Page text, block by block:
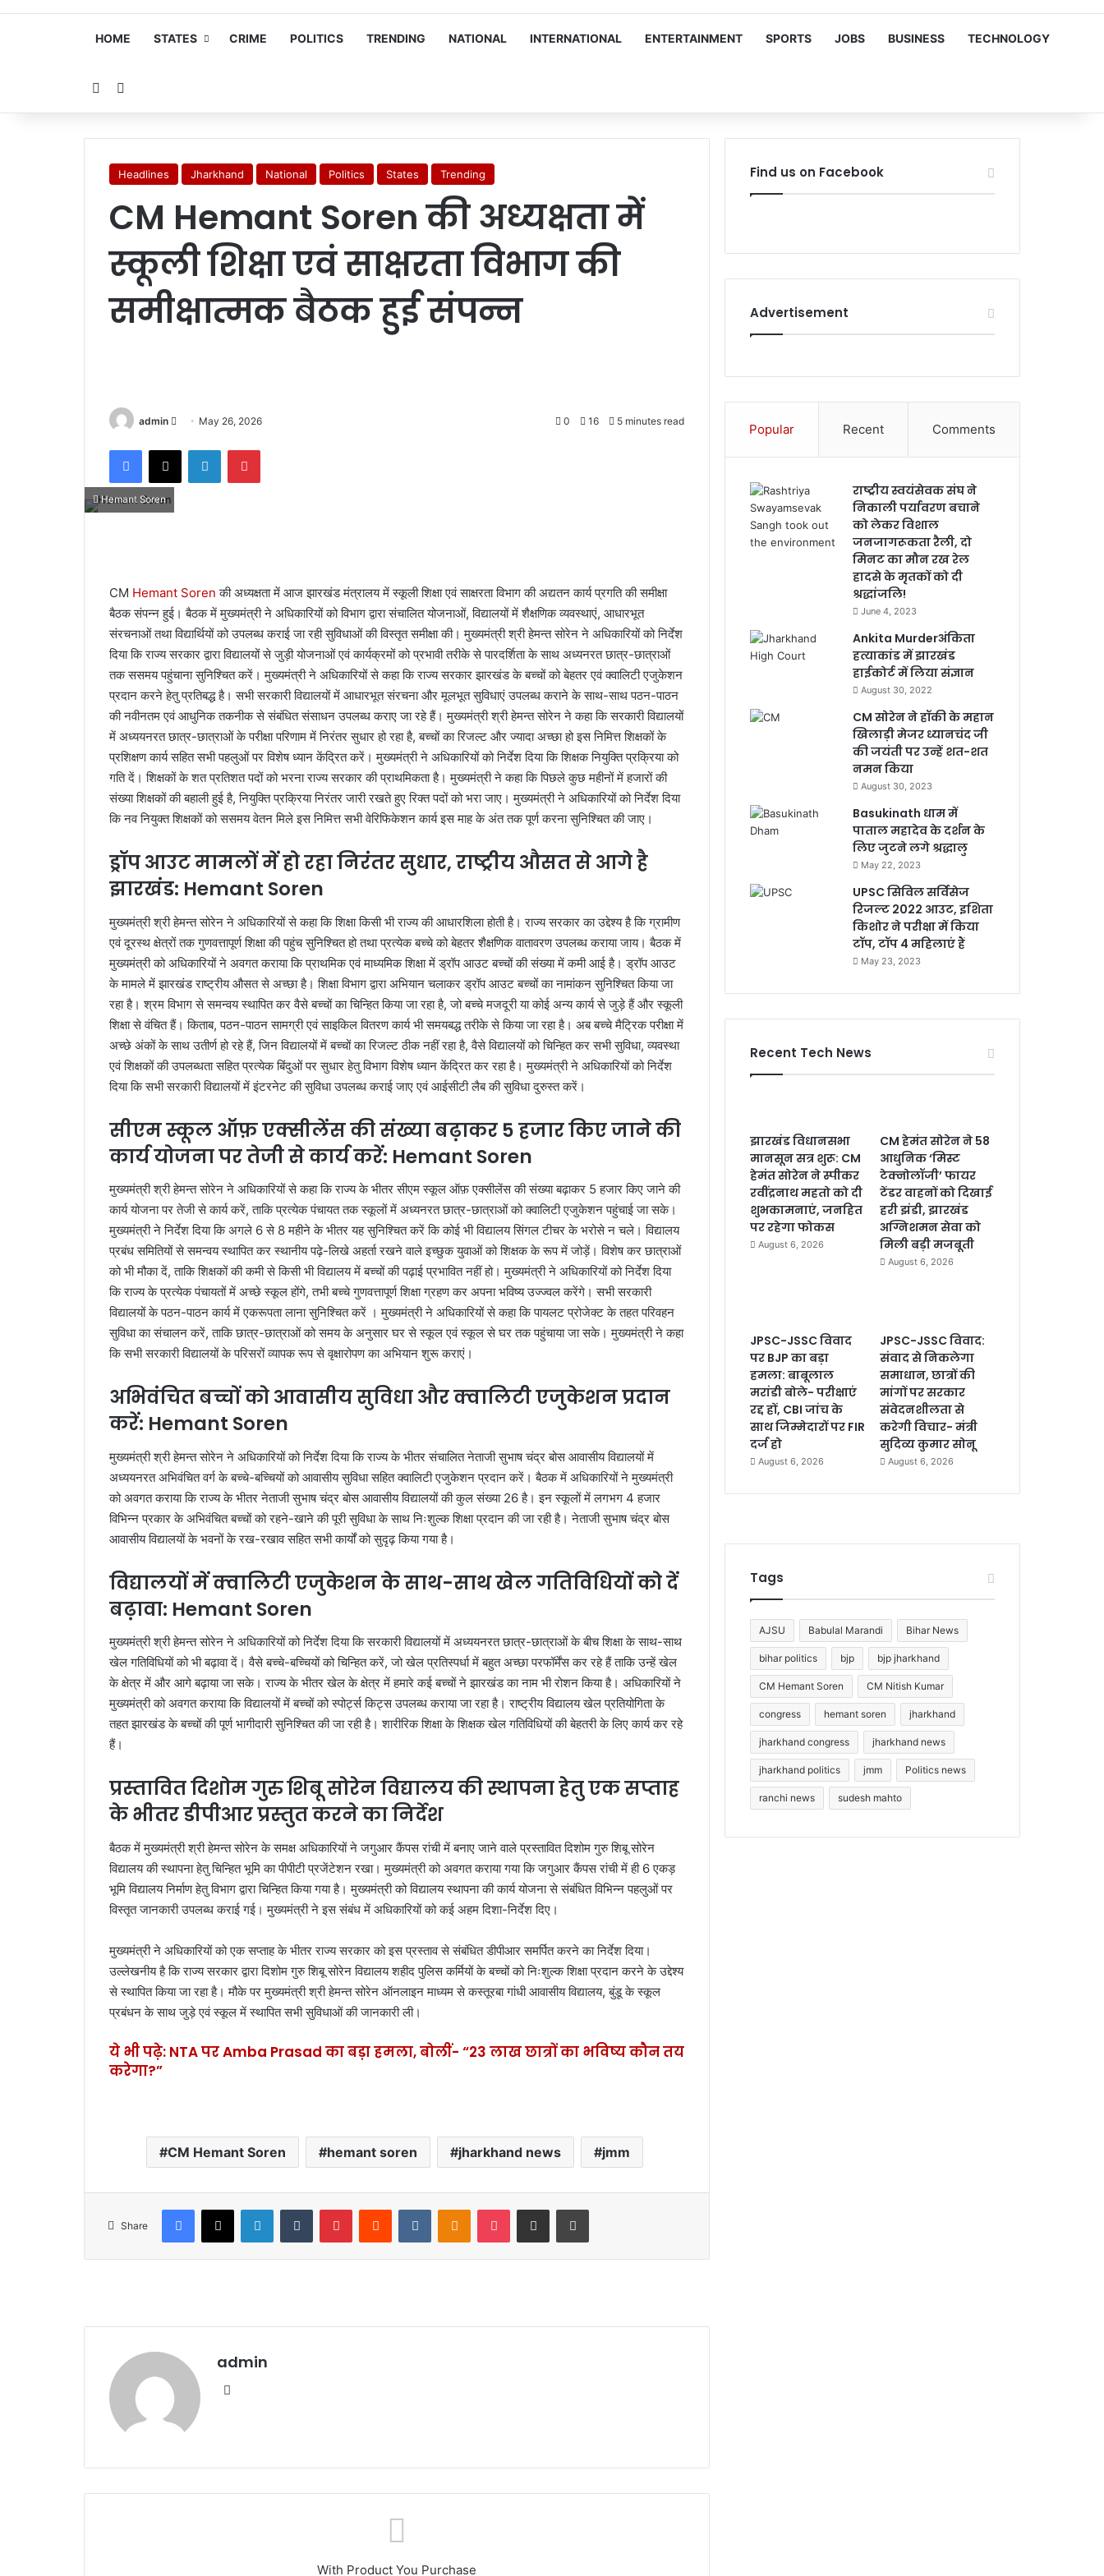
HOME STATES CRIME POLITICS TRENDING NATIONAL INTERNATIONAL ENTERTAINMENT SPORTS JOBS BUSINESS TECHNOLOGY
Random Article
Headlines Jharkhand National Politics States Trending
CM Hemant Soren की अध्यक्षता में
स्कूली शिक्षा एवं साक्षरता विभाग की
समीक्षात्मक बैठक हुई संपन्न
admin
d
i
l
May 26, 2026 0 16 5 minutes read
Hemant Soren
CM Hemant Soren की अध्यक्षता में आज झारखंड मंत्रालय में स्कूली शिक्षा एवं साक्षरता विभाग की अद्यतन कार्य प्रगति की समीक्षा
बैठक संपन्न हुई। बैठक में मुख्यमंत्री ने अधिकारियों को विभाग द्वारा संचालित योजनाओं, विद्यालयों में शैक्षणिक व्यवस्थाएं, आधारभूत
संरचनाओं तथा विद्यार्थियों को उपलब्ध कराई जा रही सुविधाओं की विस्तृत समीक्षा की। मुख्यमंत्री श्री हेमन्त सोरेन ने अधिकारियों को निर्देश
दिया कि राज्य सरकार द्वारा विद्यालयों से जुड़ी योजनाओं एवं कार्यक्रमों को प्रभावी तरीके से पारदर्शिता के साथ अध्यनरत छात्र-छात्राओं
तक ससमय पहुंचाना सुनिश्चित करें। मुख्यमंत्री ने अधिकारियों से कहा कि राज्य सरकार झारखंड के बच्चों को बेहतर एवं क्वालिटी एजुकेशन
प्रदान करने हेतु प्रतिबद्ध है। सभी सरकारी विद्यालयों में आधारभूत संरचना और मूलभूत सुविधाएं उपलब्ध कराने के साथ-साथ पठन-पाठन
की नवीनतम एवं आधुनिक तकनीक से संबंधित संसाधन उपलब्ध कराए जा रहे हैं। मुख्यमंत्री श्री हेमन्त सोरेन ने कहा कि सरकारी विद्यालयों
में अध्ययनरत छात्र-छात्राओं के परीक्षा परिणाम में निरंतर सुधार हो रहा है, बच्चों का रिजल्ट और ज्यादा अच्छा हो इस निमित्त शिक्षकों के
प्रशिक्षण कार्य सहित सभी पहलुओं पर विशेष ध्यान केंद्रित करें। मुख्यमंत्री ने अधिकारियों को निर्देश दिया कि शिक्षक नियुक्ति प्रक्रिया को
गति दें। शिक्षकों के शत प्रतिशत पदों को भरना राज्य सरकार की प्राथमिकता है। मुख्यमंत्री ने कहा कि पिछले कुछ महीनों में हजारों की
संख्या शिक्षकों की बहाली हुई है, नियुक्ति प्रक्रिया निरंतर जारी रखते हुए रिक्त पदों को भरा जाए। मुख्यमंत्री ने अधिकारियों को निर्देश दिया
कि नव नियुक्त शिक्षकों को ससमय वेतन मिले इस निमित्त सभी वेरिफिकेशन कार्य इस माह के अंत तक पूर्ण करना सुनिश्चित की जाए।
ड्रॉप आउट मामलों में हो रहा निरंतर सुधार, राष्ट्रीय औसत से आगे है
झारखंड: Hemant Soren
मुख्यमंत्री श्री हेमन्त सोरेन ने अधिकारियों से कहा कि शिक्षा किसी भी राज्य की आधारशिला होती है। राज्य सरकार का उद्देश्य है कि ग्रामीण
एवं दूरस्थ क्षेत्रों तक गुणवत्तापूर्ण शिक्षा की पहुंच सुनिश्चित हो तथा प्रत्येक बच्चे को बेहतर शैक्षणिक वातावरण उपलब्ध कराया जाय। बैठक में
मुख्यमंत्री को अधिकारियों ने अवगत कराया कि प्राथमिक एवं माध्यमिक शिक्षा में ड्रॉप आउट बच्चों की संख्या में कमी आई है। ड्रॉप आउट
के मामले में झारखंड राष्ट्रीय औसत से अच्छा है। शिक्षा विभाग द्वारा अभियान चलाकर ड्रॉप आउट बच्चों का नामांकन सुनिश्चित किया जा
रहा है। श्रम विभाग से समन्वय स्थापित कर वैसे बच्चों का चिन्हित किया जा रहा है, जो बच्चे मजदूरी या कोई अन्य कार्य से जुड़े हैं और स्कूली
शिक्षा से वंचित हैं। किताब, पठन-पाठन सामग्री एवं साइकिल वितरण कार्य भी समयबद्ध तरीके से किया जा रहा है। अब बच्चे मैट्रिक परीक्षा में
अच्छे अंकों के साथ उतीर्ण हो रहे हैं, जिन विद्यालयों में बच्चों का रिजल्ट ठीक नहीं रहा है, वैसे विद्यालयों को चिन्हित कर सभी सुविधा, व्यवस्था
एवं शिक्षकों की उपलब्धता सहित प्रत्येक बिंदुओं पर सुधार हेतु विभाग विशेष ध्यान केंद्रित कर रहा है। मुख्यमंत्री ने अधिकारियों को निर्देश
दिया कि सभी सरकारी विद्यालयों में इंटरनेट की सुविधा उपलब्ध कराई जाए एवं आईसीटी लैब की सुविधा दुरुस्त करें।
सीएम स्कूल ऑफ़ एक्सीलेंस की संख्या बढ़ाकर 5 हजार किए जाने की
कार्य योजना पर तेजी से कार्य करें: Hemant Soren
मुख्यमंत्री श्री हेमन्त सोरेन ने अधिकारियों से कहा कि राज्य के भीतर सीएम स्कूल ऑफ़ एक्सीलेंस की संख्या बढ़ाकर 5 हजार किए जाने की
कार्य योजना पर तेजी से कार्य करें, ताकि प्रत्येक पंचायत तक स्कूलों में अध्यनरत छात्र-छात्राओं को क्वालिटी एजुकेशन पहुंचाई जा सके।
मुख्यमंत्री ने निर्देश दिया कि अगले 6 से 8 महीने के भीतर यह सुनिश्चित करें कि कोई भी विद्यालय सिंगल टीचर के भरोसे न चले। विद्यालय
प्रबंध समितियों से समन्वय स्थापित कर स्थानीय पढ़े-लिखे अहर्ता रखने वाले इच्छुक युवाओं को शिक्षक के रूप में जोड़ें। विशेष कर छात्राओं
को भी मौका दें, ताकि शिक्षकों की कमी से किसी भी विद्यालय में बच्चों की पढ़ाई प्रभावित नहीं हो। मुख्यमंत्री ने अधिकारियों को निर्देश दिया
कि राज्य के प्रत्येक पंचायतों में अच्छे स्कूल होंगे, तभी बच्चे गुणवत्तापूर्ण शिक्षा ग्रहण कर अपना भविष्य उज्ज्वल करेंगे। सभी सरकारी
विद्यालयों के पठन-पाठन कार्य में एकरूपता लाना सुनिश्चित करें । मुख्यमंत्री ने अधिकारियों से कहा कि पायलट प्रोजेक्ट के तहत परिवहन
सुविधा का संचालन करें, ताकि छात्र-छात्राओं को समय के अनुसार घर से स्कूल एवं स्कूल से घर तक पहुंचाया जा सके। मुख्यमंत्री ने कहा
कि सभी सरकारी विद्यालयों के परिसरों व्यापक रूप से वृक्षारोपण का अभियान शुरू कराएं।
अभिवंचित बच्चों को आवासीय सुविधा और क्वालिटी एजुकेशन प्रदान
करें: Hemant Soren
मुख्यमंत्री श्री हेमन्त सोरेन ने अधिकारियों को निर्देश दिया कि राज्य के भीतर संचालित नेताजी सुभाष चंद्र बोस आवासीय विद्यालयों में
अध्ययनरत अभिवंचित वर्ग के बच्चे-बच्चियों को आवासीय सुविधा सहित क्वालिटी एजुकेशन प्रदान करें। बैठक में अधिकारियों ने मुख्यमंत्री
को अवगत कराया कि राज्य के भीतर नेताजी सुभाष चंद्र बोस आवासीय विद्यालयों की कुल संख्या 26 है। इन स्कूलों में लगभग 4 हजार
विभिन्न प्रकार के अभिवंचित बच्चों को रहने-खाने की पूरी सुविधा के साथ निःशुल्क शिक्षा प्रदान की जा रही है। नेताजी सुभाष चंद्र बोस
आवासीय विद्यालयों के भवनों के रख-रखाव सहित सभी कार्यों को सुदृढ़ किया गया है।
विद्यालयों में क्वालिटी एजुकेशन के साथ-साथ खेल गतिविधियों को दें
बढ़ावा: Hemant Soren
मुख्यमंत्री श्री हेमन्त सोरेन ने अधिकारियों को निर्देश दिया कि सरकारी विद्यालयों में अध्ययनरत छात्र-छात्राओं के बीच शिक्षा के साथ-साथ
खेल गतिविधियों को भी बढ़ावा दें। वैसे बच्चे-बच्चियों को चिन्हित करें, जो खेल प्रतिस्पर्धा में बहुत अच्छा परफॉर्मेंस कर रहे हैं ताकि उन्हें खेल
के क्षेत्र में और आगे बढ़ाया जा सके। राज्य के भीतर खेल के क्षेत्र में हमारे कई बच्चों ने झारखंड का नाम भी रोशन किया है। अधिकारियों ने
मुख्यमंत्री को अवगत कराया कि विद्यालयों में बच्चों को स्पोर्ट्स किट्स उपलब्ध कराया जा रहा है। राष्ट्रीय विद्यालय खेल प्रतियोगिता के
तहत झारखंड के बच्चों की पूर्ण भागीदारी सुनिश्चित की जा रही है। शारीरिक शिक्षा के शिक्षक खेल गतिविधियों की बेहतरी के लिए कार्य कर रहे
हैं।
प्रस्तावित दिशोम गुरु शिबू सोरेन विद्यालय की स्थापना हेतु एक सप्ताह
के भीतर डीपीआर प्रस्तुत करने का निर्देश
बैठक में मुख्यमंत्री श्री हेमन्त सोरेन के समक्ष अधिकारियों ने जगुआर कैंपस रांची में बनाए जाने वाले प्रस्तावित दिशोम गुरु शिबू सोरेन
विद्यालय की स्थापना हेतु चिन्हित भूमि का पीपीटी प्रजेंटेशन रखा। मुख्यमंत्री को अवगत कराया गया कि जगुआर कैंपस रांची में ही 6 एकड़
भूमि विद्यालय निर्माण हेतु विभाग द्वारा चिन्हित किया गया है। मुख्यमंत्री को विद्यालय स्थापना की कार्य योजना से संबंधित विभिन्न पहलुओं पर
विस्तृत जानकारी उपलब्ध कराई गई। मुख्यमंत्री ने इस संबंध में अधिकारियों को कई अहम दिशा-निर्देश दिए।
मुख्यमंत्री ने अधिकारियों को एक सप्ताह के भीतर राज्य सरकार को इस प्रस्ताव से संबंधित डीपीआर समर्पित करने का निर्देश दिया।
उल्लेखनीय है कि राज्य सरकार द्वारा दिशोम गुरु शिबू सोरेन विद्यालय शहीद पुलिस कर्मियों के बच्चों को निःशुल्क शिक्षा प्रदान करने के उद्देश्य
से स्थापित किया जा रहा है। मौके पर मुख्यमंत्री श्री हेमन्त सोरेन ऑनलाइन माध्यम से कस्तूरबा गांधी आवासीय विद्यालय, बुंडू के स्कूल
प्रबंधन के साथ जुड़े एवं स्कूल में स्थापित सभी सुविधाओं की जानकारी ली।
ये भी पढ़े: NTA पर Amba Prasad का बड़ा हमला, बोलीं- “23 लाख छात्रों का भविष्य कौन तय
करेगा?”
CM Hemant Soren hemant soren jharkhand news jmm
Share
admin
With Product You Purchase
Find us on Facebook
Advertisement
Popular Recent Comments
राष्ट्रीय स्वयंसेवक संघ ने
निकाली पर्यावरण बचाने
को लेकर विशाल
जनजागरूकता रैली, दो
मिनट का मौन रख रेल
हादसे के मृतकों को दी
श्रद्धांजलि!
June 4, 2023
Ankita Murderअंकिता
हत्याकांड में झारखंड
हाईकोर्ट में लिया संज्ञान
August 30, 2022
CM सोरेन ने हॉकी के महान
खिलाड़ी मेजर ध्यानचंद जी
की जयंती पर उन्हें शत-शत
नमन किया
August 30, 2023
Basukinath धाम में
पाताल महादेव के दर्शन के
लिए जुटने लगे श्रद्धालु
May 22, 2023
UPSC सिविल सर्विसेज
रिजल्ट 2022 आउट, इशिता
किशोर ने परीक्षा में किया
टॉप, टॉप 4 महिलाएं हैं
May 23, 2023
Recent Tech News
झारखंड विधानसभा
मानसून सत्र शुरू: CM
हेमंत सोरेन ने स्पीकर
रवींद्रनाथ महतो को दी
शुभकामनाएं, जनहित
पर रहेगा फोकस
August 6, 2026
CM हेमंत सोरेन ने 58
आधुनिक ‘मिस्ट
टेक्नोलॉजी’ फायर
टेंडर वाहनों को दिखाई
हरी झंडी, झारखंड
अग्निशमन सेवा को
मिली बड़ी मजबूती
August 6, 2026
JPSC-JSSC विवाद
पर BJP का बड़ा
हमला: बाबूलाल
मरांडी बोले- परीक्षाएं
रद्द हों, CBI जांच के
साथ जिम्मेदारों पर FIR
दर्ज हो
August 6, 2026
JPSC-JSSC विवाद:
संवाद से निकलेगा
समाधान, छात्रों की
मांगों पर सरकार
संवेदनशीलता से
करेगी विचार- मंत्री
सुदिव्य कुमार सोनू
August 6, 2026
Tags
AJSU Babulal Marandi Bihar News
bihar politics bjp bjp jharkhand
CM Hemant Soren CM Nitish Kumar
congress hemant soren jharkhand
jharkhand congress jharkhand news
jharkhand politics jmm Politics news
ranchi news sudesh mahto